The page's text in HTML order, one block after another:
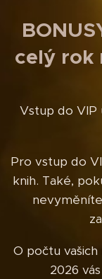
celý rok
Vstup do VIP
Pro vstup do
knih. Také,
O počtu
2026